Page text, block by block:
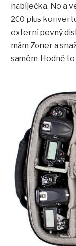
nabíječka. No a
200 plus
externí pevný
mám Zoner a
samém. Hodně